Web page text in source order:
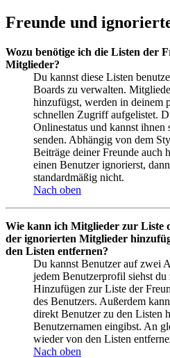
Freunde und
Wozu benötige ich die Listen der
Mitglieder?
Du kannst diese Listen
Boards zu verwalten.
hinzufügst, werden in deinem
schnellen Zugriff aufgelistet.
Onlinestatus und kannst
senden. Abhängig von dem
Beiträge deiner Freunde auch
einen Benutzer ignorierst,
standardmäßig nicht.
Nach oben
Wie kann ich Mitglieder zur Liste
der ignorierten Mitglieder
den Listen entfernen?
Du kannst Benutzer auf zwei
jedem Benutzerprofil siehst
Hinzufügen zur Liste der
des Benutzers. Außerdem
direkt Benutzer zu den Listen
Benutzernamen eingibst. An
wieder von den Listen
Nach oben